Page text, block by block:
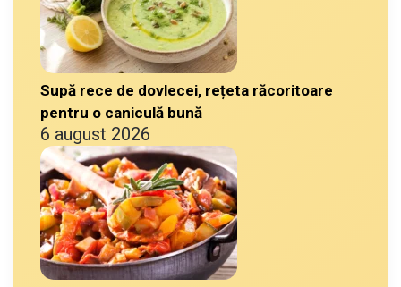
Supă rece de dovlecei, rețeta răcoritoare
pentru o caniculă bună
6 august 2026